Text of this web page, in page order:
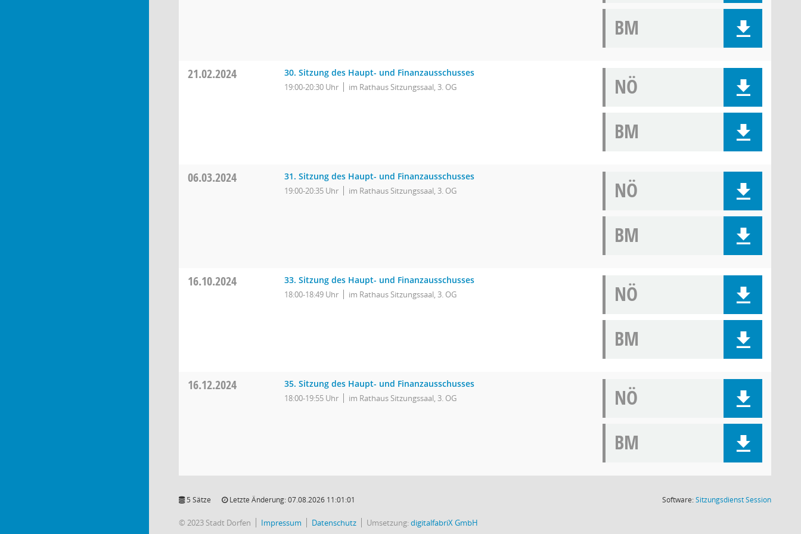
BM
21.02.2024 30. Sitzung des Haupt- und Finanzausschusses
19:00-20:30 Uhr im Rathaus Sitzungssaal, 3. OG
NÖ
BM
06.03.2024 31. Sitzung des Haupt- und Finanzausschusses
19:00-20:35 Uhr im Rathaus Sitzungssaal, 3. OG
NÖ
BM
16.10.2024 33. Sitzung des Haupt- und Finanzausschusses
18:00-18:49 Uhr im Rathaus Sitzungssaal, 3. OG
NÖ
BM
16.12.2024 35. Sitzung des Haupt- und Finanzausschusses
18:00-19:55 Uhr im Rathaus Sitzungssaal, 3. OG
NÖ
BM
5 Sätze Letzte Änderung: 07.08.2026 11:01:01 Software:SitzungsdienstSession(Wird in
© 2023 Stadt Dorfen Impressum Datenschutz Umsetzung:digitalfabriX GmbH